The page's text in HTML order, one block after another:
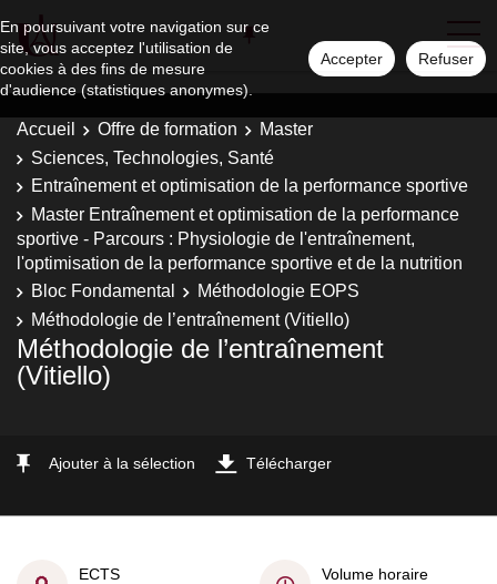
En poursuivant votre navigation sur ce
site, vous acceptez l'utilisation de
cookies à des fins de mesure
d'audience (statistiques anonymes).
Accepter Refuser
Accueil Offre de formation
Master
Sciences, Technologies, Santé
Entraînement et optimisation de la performance sportive
Master Entraînement et optimisation de la performance
sportive - Parcours : Physiologie de l'entraînement,
l'optimisation de la performance sportive et de la nutrition
Bloc Fondamental
Méthodologie EOPS
Méthodologie de l’entraînement (Vitiello)
Méthodologie de l’entraînement
(Vitiello)
Ajouter à la sélection Télécharger
ECTS
Volume horaire